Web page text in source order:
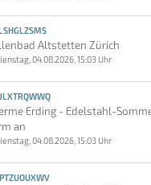
Altstetten Zürich
04.08.2026, 15:03 Uhr
Erding - Edelstahl-
an
04.08.2026, 15:03 Uhr